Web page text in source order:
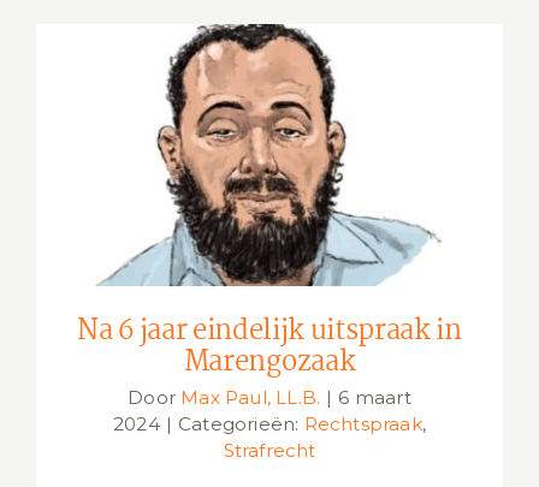
Na 6 jaar eindelijk uitspraak in
Marengozaak
Na 6 jaar eindelijk uitspraak in
Marengozaak
Door Max Paul, LL.B. | 6 maart
2024 | Categorieën: Rechtspraak,
Strafrecht